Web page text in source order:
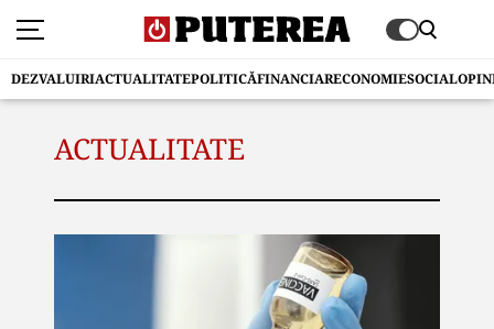
DEZVALUIRIACTUALITATEPOLITICĂFINANCIARECONOMIESOCIAL
ACTUALITATE